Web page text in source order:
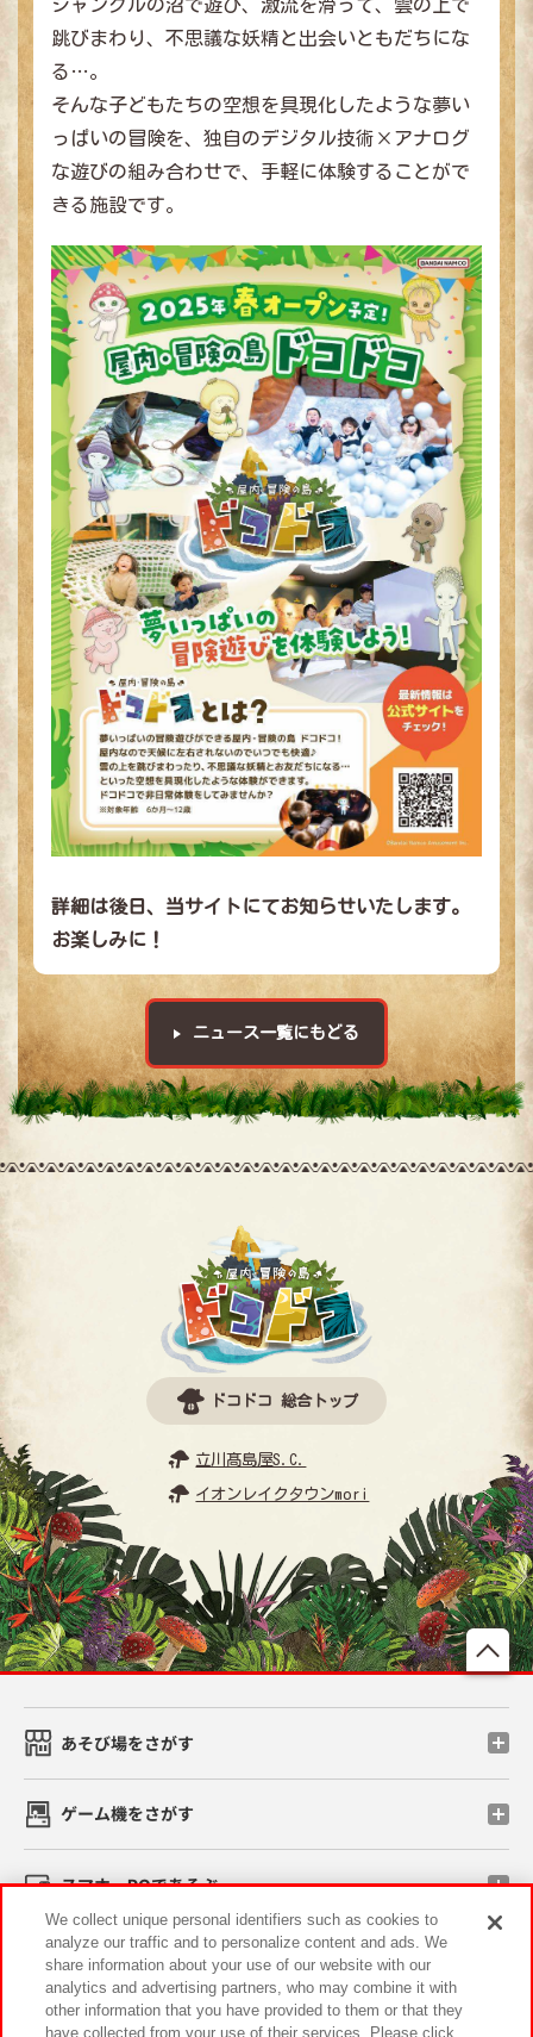
立川髙島屋S.C.
トップページ
ドコドコとは？
よくあるご質問
営業時間・アクセス
ドコドコ 総合トップへ
ジャングルの沼で遊び、激流を滑って、雲の上で
跳びまわり、不思議な妖精と出会いともだちにな
る…。
そんな子どもたちの空想を具現化したような夢い
っぱいの冒険を、独自のデジタル技術×アナログ
な遊びの組み合わせで、手軽に体験することがで
きる施設です。
詳細は後日、当サイトにてお知らせいたします。
お楽しみに！
ニュース一覧にもどる
ドコドコ 総合トップ
立川髙島屋S.C.
イオンレイクタウンmori
あそび場をさがす
ゲーム機をさがす
スマホ・PCであそぶ
イベント・キャンペーン
We collect unique personal identifiers such as cookies to
analyze our traffic and to personalize content and ads. We
share information about your use of our website with our
analytics and advertising partners, who may combine it with
other information that you have provided to them or that they
have collected from your use of their services. Please click